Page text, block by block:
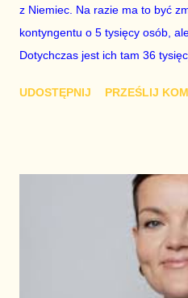
z Niemiec. Na razie ma to być
kontyngentu o 5 tysięcy osób,
Dotychczas jest ich tam 36
Zjednoczonych w Europie i
żołnierzy do Polski. Samo w
obecności wojskowej w naszym
powinno odbywać się "na
podział i konflikt osłabi
UDOSTĘPNIJ PRZEŚLIJ